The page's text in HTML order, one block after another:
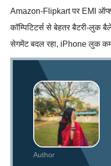
Amazon-Flipkart पर EMI
कॉम्पिटिटर्स से बेहतर बैटरी-लुक
सेगमेंट बदल रहा, iPhone लुक
Author